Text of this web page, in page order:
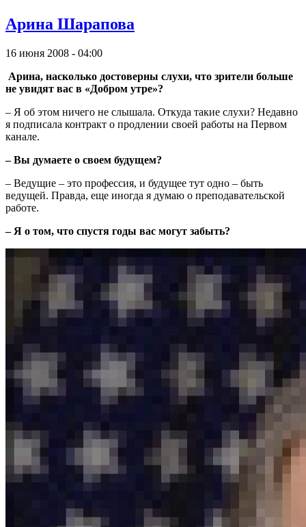
Арина Шарапова
16 июня 2008 - 04:00
Арина, насколько достоверны слухи, что зрители больше
не увидят вас в «Добром утре»?
– Я об этом ничего не слышала. Откуда такие слухи? Недавно
я подписала контракт о продлении своей работы на Первом
канале.
– Вы думаете о своем будущем?
– Ведущие – это профессия, и будущее тут одно – быть
ведущей. Правда, еще иногда я думаю о преподавательской
работе.
– Я о том, что спустя годы вас могут забыть?